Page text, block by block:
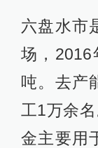
六盘水市
场，2016
吨。去产
工1万余
金主要用